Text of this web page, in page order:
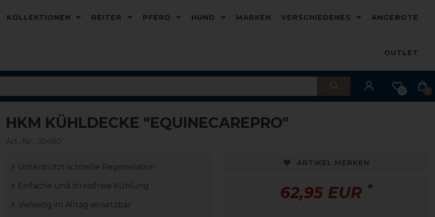
KOLLEKTIONEN REITER PFERD HUND MARKEN VERSCHIEDENES ANGEBOTE
OUTLET
0 0
HKM KÜHLDECKE "EQUINECAREPRO"
Art.-Nr.: 35480
Unterstützt schnelle Regeneration
Einfache und stressfreie Kühlung
Vielseitig im Alltag einsetzbar
ARTIKEL MERKEN
62,95 EUR *